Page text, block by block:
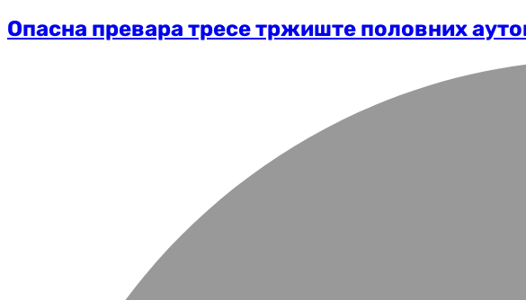
Опасна превара тресе тржиште половних